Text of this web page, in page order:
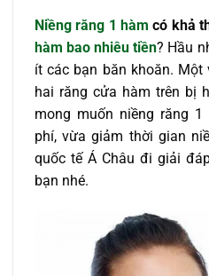
Niềng răng 1 hàm có khả
hàm bao nhiêu tiền? Hầu
ít các bạn băn khoăn.
hai răng cửa hàm trên bị
mong muốn niềng răng
phí, vừa giảm thời gian
quốc tế Á Châu đi giải
bạn nhé.